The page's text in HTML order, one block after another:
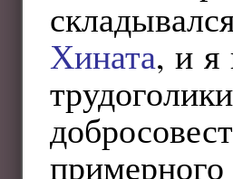
Хината, и я
трудоголики